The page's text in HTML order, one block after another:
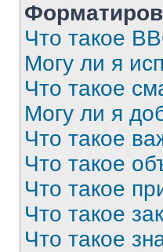
Что такое
Могу ли я
Что такое
Могу ли я
Что такое
Что такое
Что такое
Что такое
Что такое